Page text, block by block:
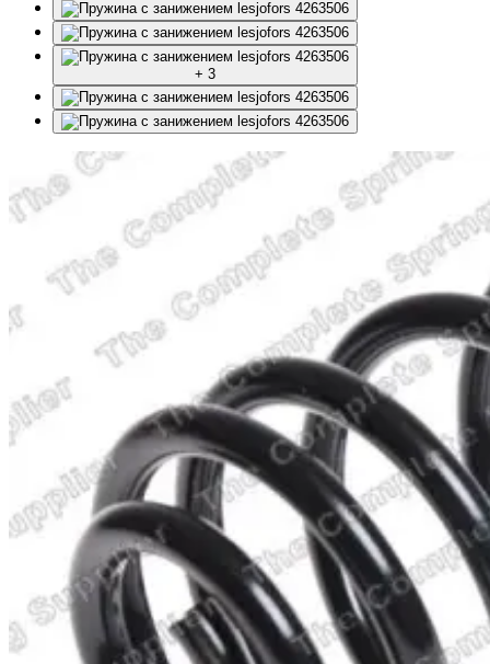
+ 3